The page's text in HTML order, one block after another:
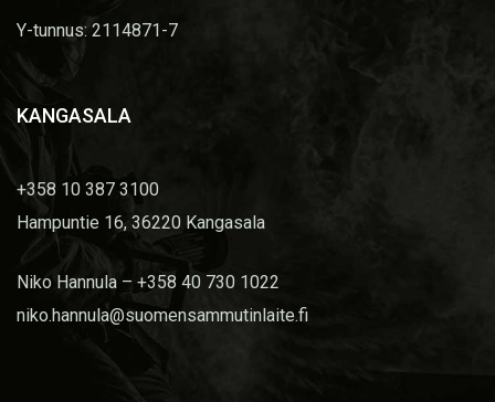
Y-tunnus: 2114871-7
KANGASALA
+358 10 387 3100
Hampuntie 16, 36220 Kangasala
Niko Hannula – +358 40 730 1022
niko.hannula@suomensammutinlaite.fi